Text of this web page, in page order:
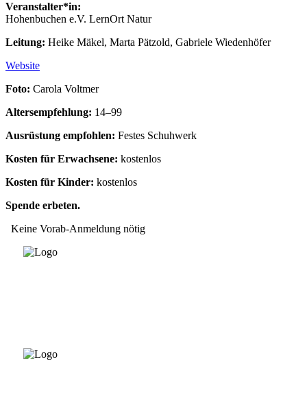
Veranstalter*in:
Hohenbuchen e.V. LernOrt Natur
Leitung: Heike Mäkel, Marta Pätzold, Gabriele Wiedenhöfer
Website
Foto: Carola Voltmer
Altersempfehlung: 14–99
Ausrüstung empfohlen: Festes Schuhwerk
Kosten für Erwachsene: kostenlos
Kosten für Kinder: kostenlos
Spende erbeten.
Keine Vorab-Anmeldung nötig